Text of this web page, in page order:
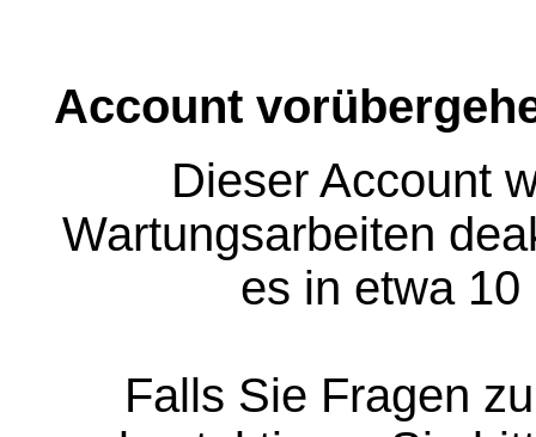
Account
Dieser Account
Wartungsarbeiten
es in etwa
Falls Sie Fragen